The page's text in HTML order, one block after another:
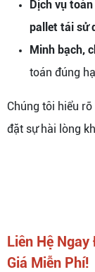
Dịch vụ
pallet tái sử
Minh bạch,
toán đúng
Chúng tôi hiểu
đặt sự hài lòng
Liên Hệ
Giá Miễn Phí!